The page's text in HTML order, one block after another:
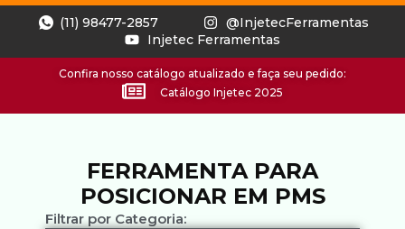
(11) 98477-2857
@InjetecFerramentas
Injetec Ferramentas
Confira nosso catálogo atualizado e faça seu pedido:
Catálogo Injetec 2025
FERRAMENTA PARA
POSICIONAR EM PMS
Filtrar por Categoria: